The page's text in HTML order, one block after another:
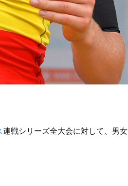
連戦シリーズ全大会に対して、男女